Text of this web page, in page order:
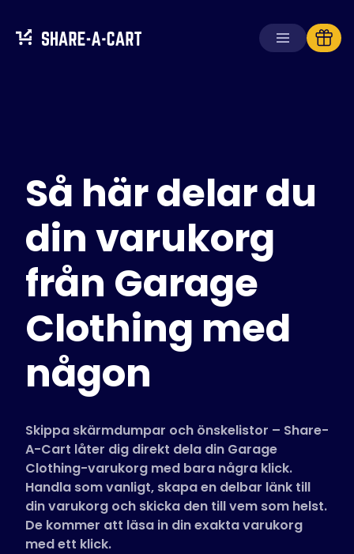
Lösningar
För konsumenter
För företag
SkaffaPlus+
Logga in
Butiker som stöds
Svenska (Swedish)
Så här delar du
din varukorg
från Garage
Clothing med
någon
Skippa skärmdumpar och önskelistor – Share-
A-Cart låter dig direkt dela din Garage
Clothing-varukorg med bara några klick.
Handla som vanligt, skapa en delbar länk till
din varukorg och skicka den till vem som helst.
De kommer att läsa in din exakta varukorg
med ett klick.